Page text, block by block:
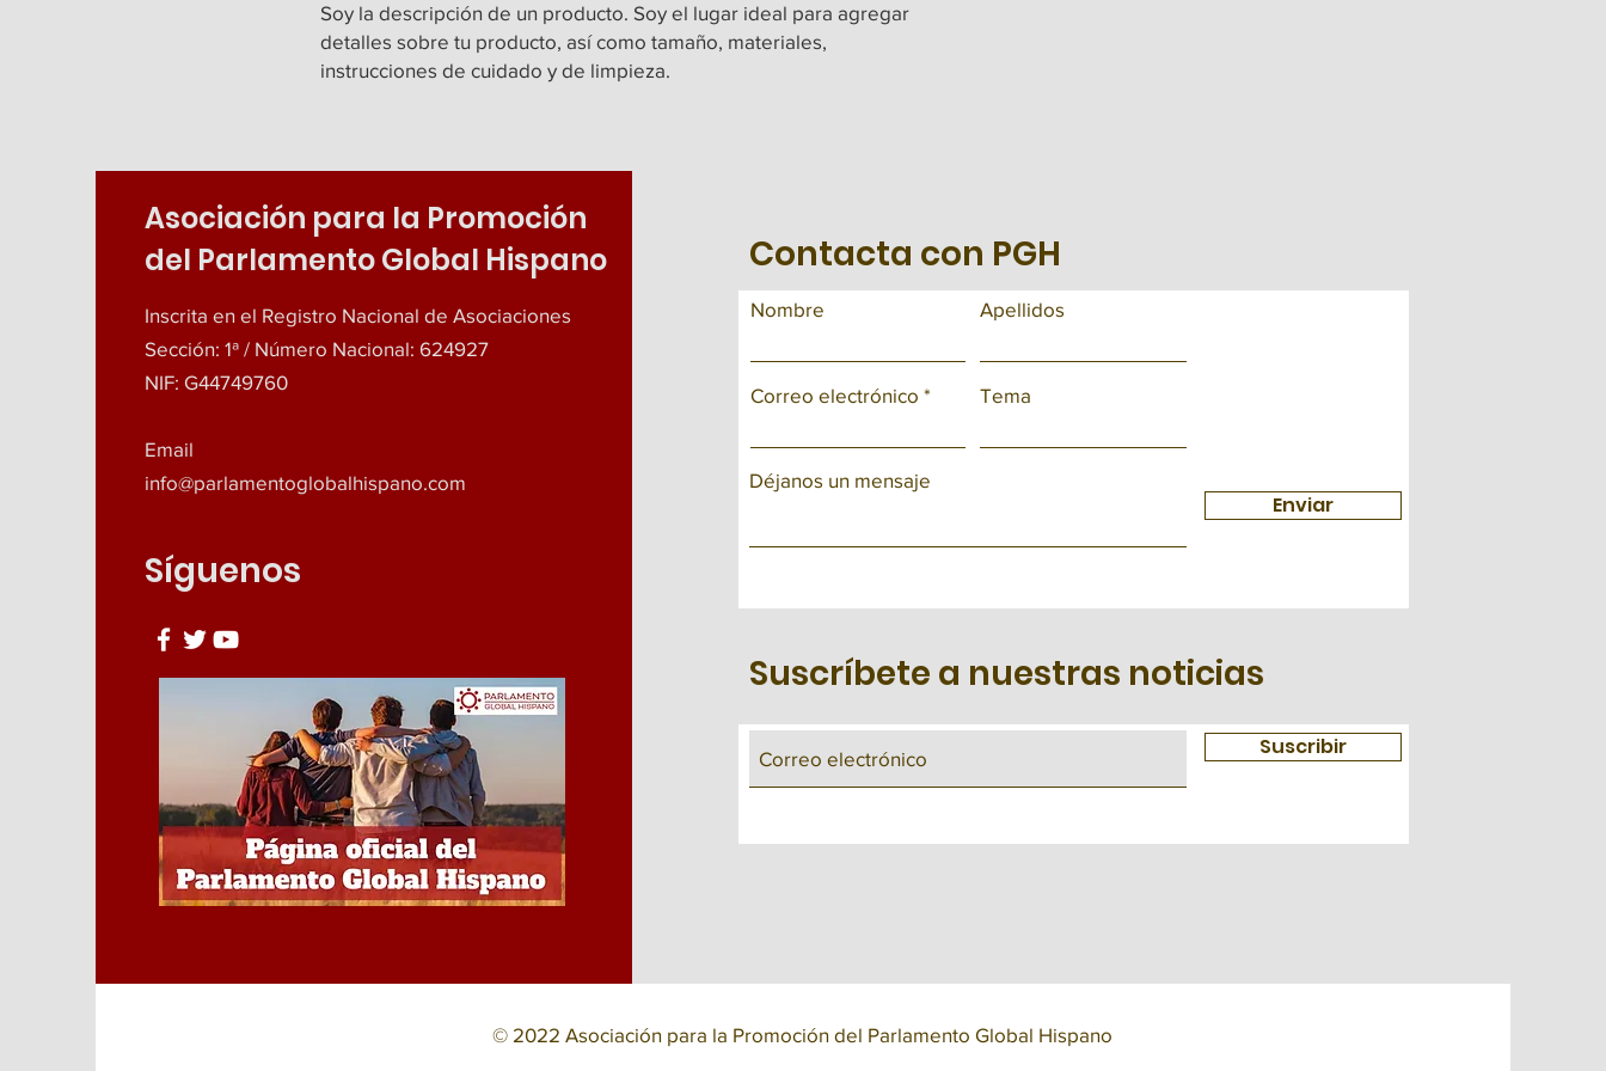
Soy la descripción de un producto. Soy el lugar ideal para agregar
detalles sobre tu producto, así como tamaño, materiales,
instrucciones de cuidado y de limpieza.
Asociación para la Promoción
del Parlamento Global Hispano
Inscrita en el Registro Nacional de Asociaciones
Sección: 1ª / Número Nacional: 624927
NIF: G44749760
Email
info@parlamentoglobalhispano.com
Síguenos
Contacta con PGH
Nombre Apellidos
Correo electrónico Tema
Déjanos un mensaje
Enviar
Suscríbete a nuestras noticias
Suscribir
© 2022 Asociación para la Promoción del Parlamento Global Hispano